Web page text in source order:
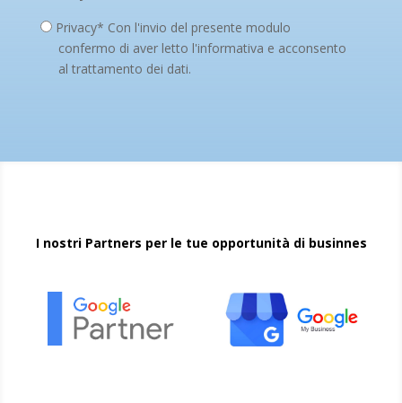
Privacy* Con l'invio del presente modulo
confermo di aver letto l'informativa e acconsento
al trattamento dei dati.
I nostri Partners per le tue opportunità di businnes